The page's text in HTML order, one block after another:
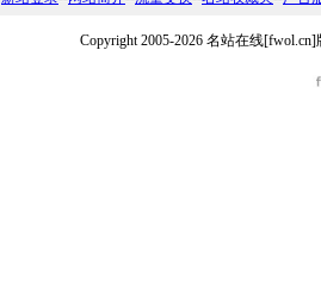
Copyright 2005-2026 名站在线